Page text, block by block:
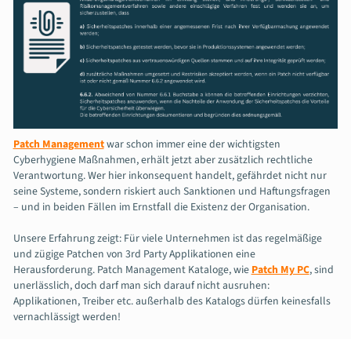
Patch Managementwar schon immer eine der wichtigsten
Cyberhygiene Maßnahmen, erhält jetzt aber zusätzlich rechtliche
Verantwortung. Wer hier inkonsequent handelt, gefährdet nicht nur
seine Systeme, sondern riskiert auch Sanktionen und Haftungsfragen
– und in beiden Fällen im Ernstfall die Existenz der Organisation.
Unsere Erfahrung zeigt: Für viele Unternehmen ist das regelmäßige
und zügige Patchen von 3rd Party Applikationen eine
Herausforderung. Patch Management Kataloge, wie Patch My PC, sind
unerlässlich, doch darf man sich darauf nicht ausruhen:
Applikationen, Treiber etc. außerhalb des Katalogs dürfen keinesfalls
vernachlässigt werden!